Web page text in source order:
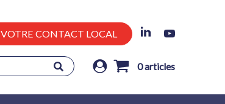
VOTRE CONTACT LOCAL
0articles